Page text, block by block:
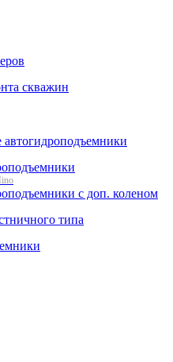
скважин
с доп. коленом
типа